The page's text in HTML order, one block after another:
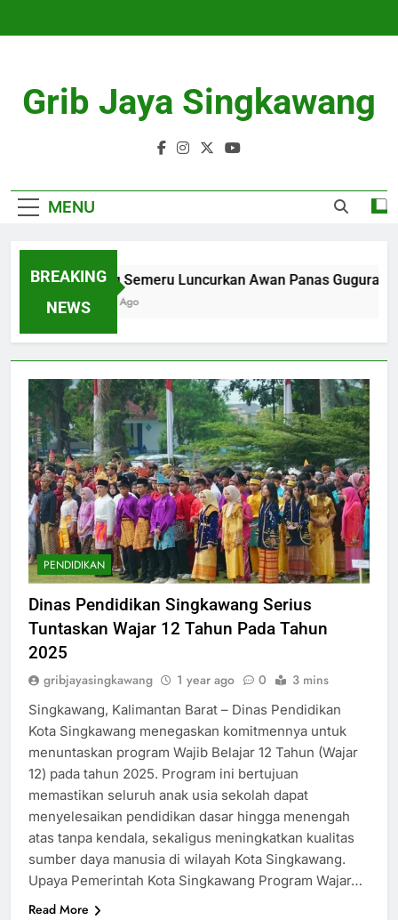
Grib Jaya Singkawang
MENU
BREAKING
NEWS
Gunung Semeru Luncurkan Awan Panas Guguran
4 Months Ago
PENDIDIKAN
Dinas Pendidikan Singkawang Serius
Tuntaskan Wajar 12 Tahun Pada Tahun
2025
gribjayasingkawang 1 year ago 0 3 mins
Singkawang, Kalimantan Barat – Dinas Pendidikan
Kota Singkawang menegaskan komitmennya untuk
menuntaskan program Wajib Belajar 12 Tahun (Wajar
12) pada tahun 2025. Program ini bertujuan
memastikan seluruh anak usia sekolah dapat
menyelesaikan pendidikan dasar hingga menengah
atas tanpa kendala, sekaligus meningkatkan kualitas
sumber daya manusia di wilayah Kota Singkawang.
Upaya Pemerintah Kota Singkawang Program Wajar…
Read More